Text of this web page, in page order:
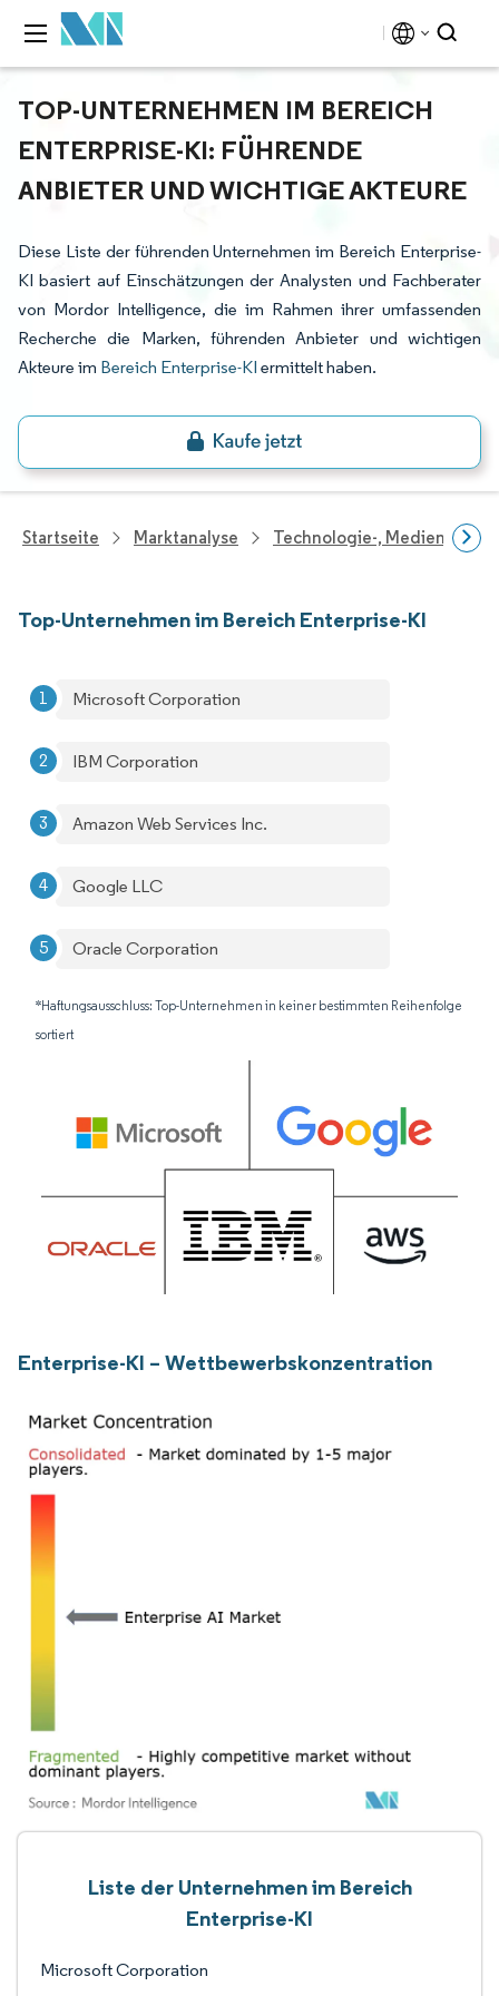
TOP-UNTERNEHMEN IM BEREICH
ENTERPRISE-KI: FÜHRENDE
ANBIETER UND WICHTIGE AKTEURE
Diese Liste der führenden Unternehmen im Bereich Enterprise-
KI basiert auf Einschätzungen der Analysten und Fachberater
von Mordor Intelligence, die im Rahmen ihrer umfassenden
Recherche die Marken, führenden Anbieter und wichtigen
Akteure im Bereich Enterprise-KI ermittelt haben.
Startseite Marktanalyse Technologie-, Medien- Und
Top-Unternehmen im Bereich Enterprise-KI
Microsoft Corporation
IBM Corporation
Amazon Web Services Inc.
Google LLC
Oracle Corporation
*Haftungsausschluss: Top-Unternehmen in keiner bestimmten Reihenfolge
sortiert
Enterprise-KI – Wettbewerbskonzentration
Liste der Unternehmen im Bereich
Enterprise-KI
Microsoft Corporation